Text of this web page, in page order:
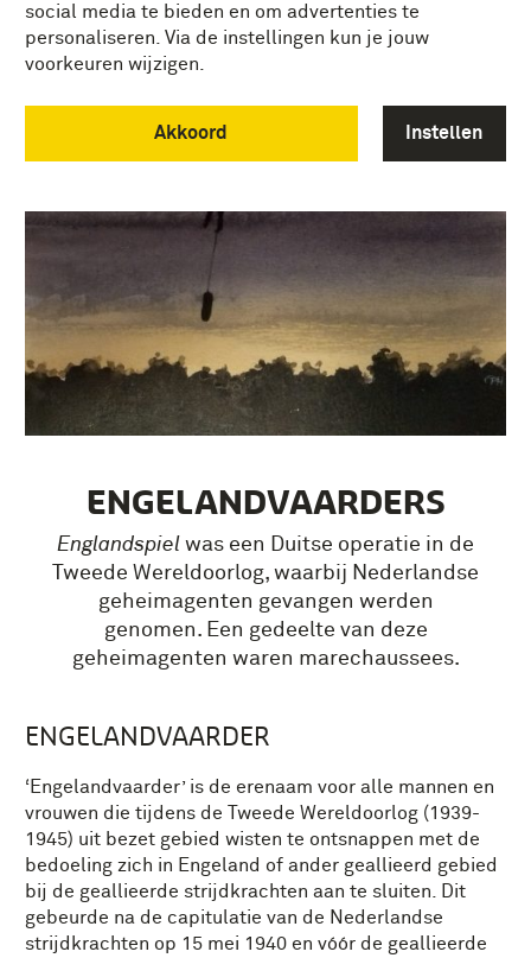
social media te bieden en om advertenties te
personaliseren. Via de instellingen kun je jouw
voorkeuren wijzigen.
Akkoord Instellen
ENGELANDVAARDERS
Englandspiel was een Duitse operatie in de
Tweede Wereldoorlog, waarbij Nederlandse
geheimagenten gevangen werden
genomen. Een gedeelte van deze
geheimagenten waren marechaussees.
ENGELANDVAARDER
‘Engelandvaarder’ is de erenaam voor alle mannen en
vrouwen die tijdens de Tweede Wereldoorlog (1939-
1945) uit bezet gebied wisten te ontsnappen met de
bedoeling zich in Engeland of ander geallieerd gebied
bij de geallieerde strijdkrachten aan te sluiten. Dit
gebeurde na de capitulatie van de Nederlandse
strijdkrachten op 15 mei 1940 en vóór de geallieerde